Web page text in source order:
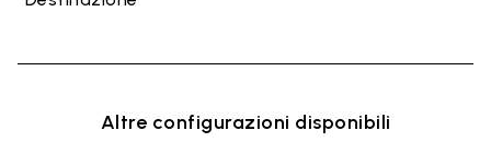
Altre configurazioni disponibili